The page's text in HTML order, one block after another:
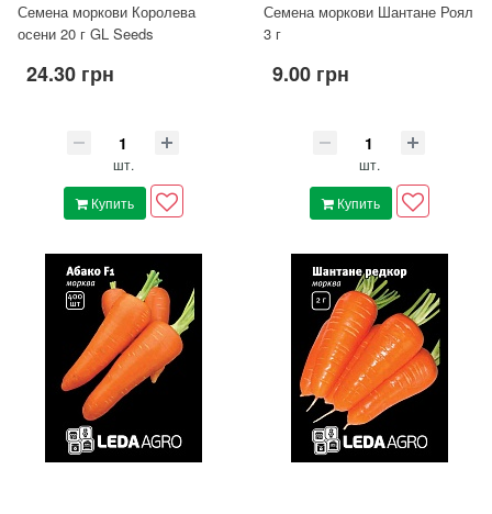
Семена моркови Королева
осени 20 г GL Seeds
24.30 грн
шт.
Купить
Семена моркови Шантане Роял
3 г
9.00 грн
шт.
Купить